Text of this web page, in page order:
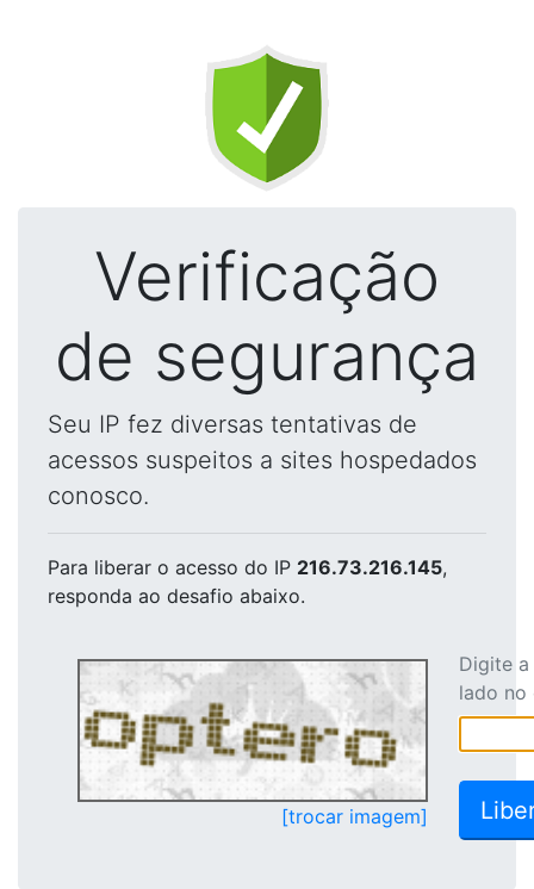
Verificação
de segurança
Seu IP fez diversas tentativas de
acessos suspeitos a sites hospedados
conosco.
Para liberar o acesso do IP 216.73.216.145,
responda ao desafio abaixo.
[trocar imagem]
Digite
lado no